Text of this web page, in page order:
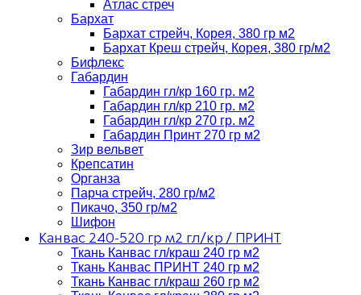
Атлас стреч
Бархат
Бархат стрейч, Корея, 380 гр м2
Бархат Креш стрейч, Корея, 380 гр/м2
Бифлекс
Габардин
Габардин гл/кр 160 гр. м2
Габардин гл/кр 210 гр. м2
Габардин гл/кр 270 гр. м2
Габардин Принт 270 гр м2
Зир вельвет
Крепсатин
Органза
Парча стрейч, 280 гр/м2
Пикачо, 350 гр/м2
Шифон
Канвас 240-520 гр м2 гл/кр / ПРИНТ
Ткань Канвас гл/краш 240 гр м2
Ткань Канвас ПРИНТ 240 гр м2
Ткань Канвас гл/краш 260 гр м2